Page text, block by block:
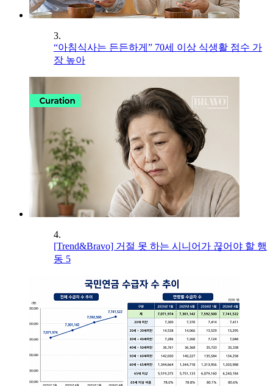
3.
“아침식사는 든든하게” 70세 이상 식생활 점수 가
장 높아
4.
[Trend&Bravo] 거절 못 하는 시니어가 끊어야 할 행
동 5